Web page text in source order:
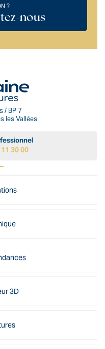
?
nous
/ BP 7
les Vallées
30 00
3D